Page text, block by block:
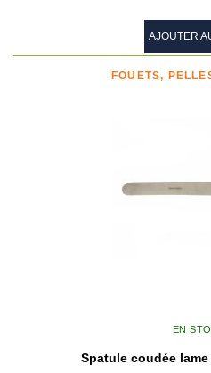
AJOUTER
FOUETS,
EN
Spatule coudée